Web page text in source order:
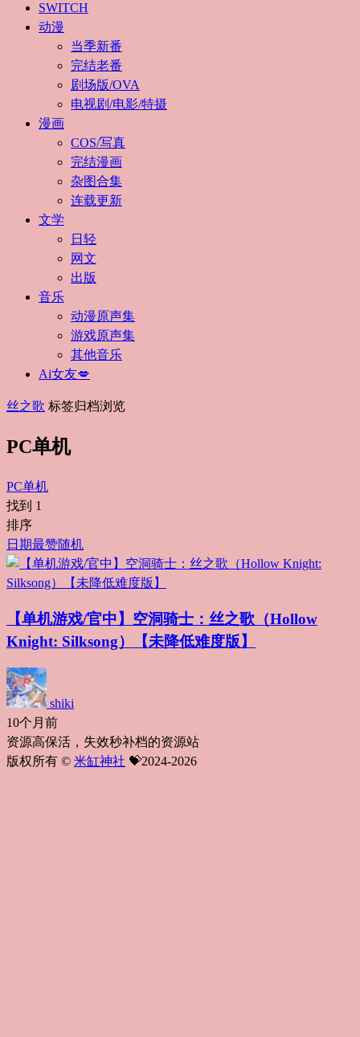
SWITCH
动漫
当季新番
完结老番
剧场版/OVA
电视剧/电影/特摄
漫画
COS/写真
完结漫画
杂图合集
连载更新
文学
日轻
网文
出版
音乐
动漫原声集
游戏原声集
其他音乐
Ai女友💋
丝之歌 标签归档浏览
PC单机
PC单机
找到 1
排序
日期最赞随机
【单机游戏/官中】空洞骑士：丝之歌（Hollow
Knight: Silksong）【未降低难度版】
shiki
10个月前
资源高保活，失效秒补档的资源站
版权所有 © 米缸神社 💝2024-2026